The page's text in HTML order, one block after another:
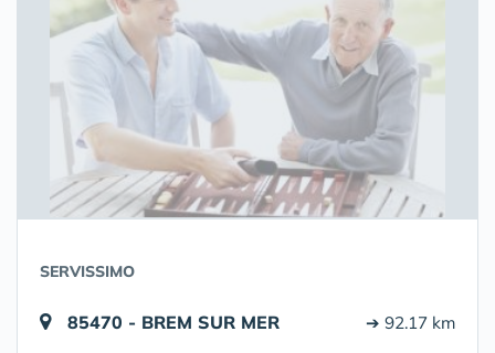
SERVISSIMO
85470 - BREM SUR MER ➔ 92.17 km